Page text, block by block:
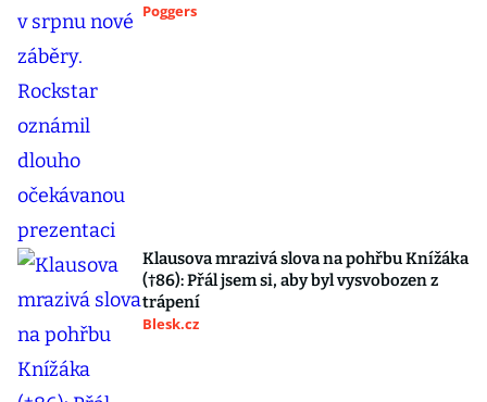
Poggers
Klausova mrazivá slova na pohřbu Knížáka
(†86): Přál jsem si, aby byl vysvobozen z
trápení
Blesk.cz